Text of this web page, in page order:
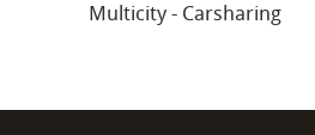
Multicity - Carsharing